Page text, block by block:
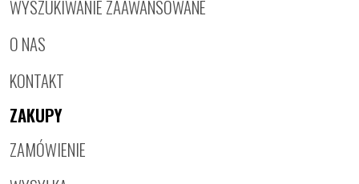
WYSZUKIWANIE ZAAWANSOWANE
O NAS
KONTAKT
ZAKUPY
ZAMÓWIENIE